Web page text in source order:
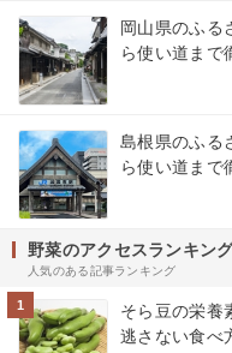
岡山県のふる
ら使い道まで
島根県のふる
ら使い道まで
野菜のアクセスランキン
人気のある記事ランキング
1
そら豆の栄養
逃さない食べ